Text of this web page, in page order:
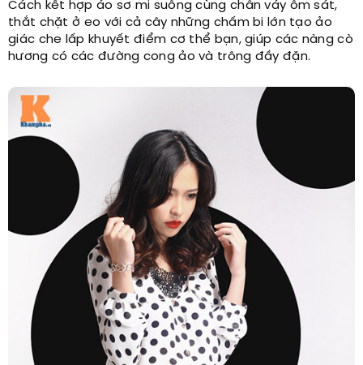
Cách kết hợp áo sơ mi suông cùng chân váy ôm sát,
thắt chặt ở eo với cả cây những chấm bi lớn tạo ảo
giác che lấp khuyết điểm cơ thể bạn, giúp các nàng cò
hương có các đường cong ảo và trông đầy đặn.